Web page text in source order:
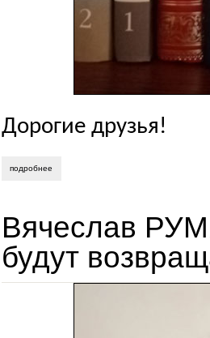
Дорогие друзья!
подробнее
Вячеслав
будут